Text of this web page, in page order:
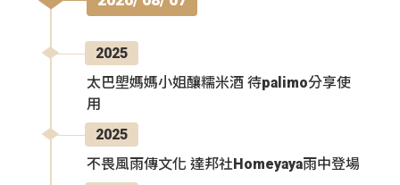
2025
太巴塱媽媽小姐釀糯米酒 待palimo分享使
用
2025
不畏風雨傳文化 達邦社Homeyaya雨中登場